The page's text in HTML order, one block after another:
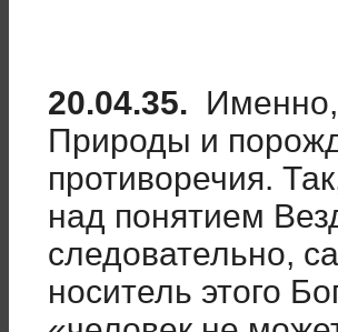
20.04.35.
Природы и
противоречия.
над понятием
следовательно,
носитель этого